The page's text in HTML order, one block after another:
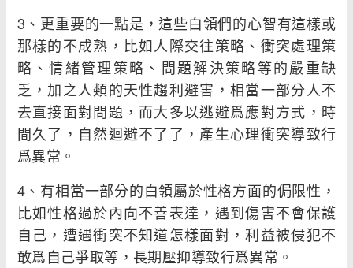
3、更重要的一點是，這些白領們的心智有這樣或
那樣的不成熟，比如人際交往策略、衝突處理策
略、情緒管理策略、問題解決策略等的嚴重缺
乏，加之人類的天性趨利避害，相當一部分人不
去直接面對問題，而大多以逃避爲應對方式，時
間久了，自然迴避不了了，產生心理衝突導致行
爲異常。
4、有相當一部分的白領屬於性格方面的侷限性，
比如性格過於內向不善表達，遇到傷害不會保護
自己，遭遇衝突不知道怎樣面對，利益被侵犯不
敢爲自己爭取等，長期壓抑導致行爲異常。